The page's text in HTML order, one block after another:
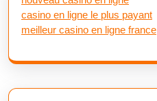
casino en ligne le plus payant
meilleur casino en ligne france